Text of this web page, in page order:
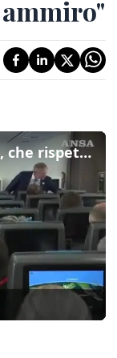
Il Papa: "Vorrei visitare la Cina, che rispetto e ammiro"